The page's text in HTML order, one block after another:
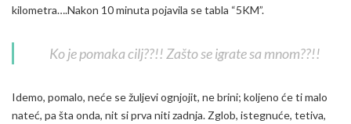
kilometra….Nakon 10 minuta pojavila se tabla “5KM”.
Ko je pomaka cilj??!! Zašto se igrate sa mnom??!!
Idemo, pomalo, neće se žuljevi ognjojit, ne brini; koljeno će ti malo
nateć, pa šta onda, nit si prva niti zadnja. Zglob, istegnuće, tetiva,